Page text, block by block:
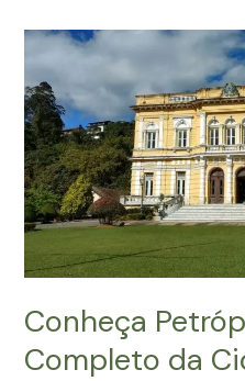
Conheça
Completo da